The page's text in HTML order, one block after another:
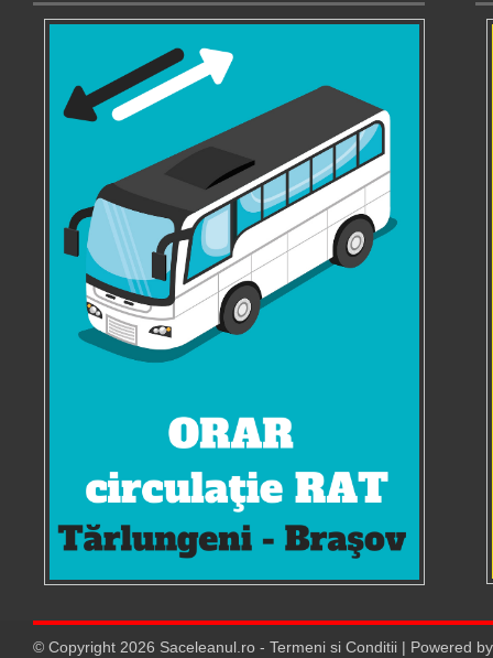
© Copyright 2026 Saceleanul.ro - Termeni si Conditii | Powered